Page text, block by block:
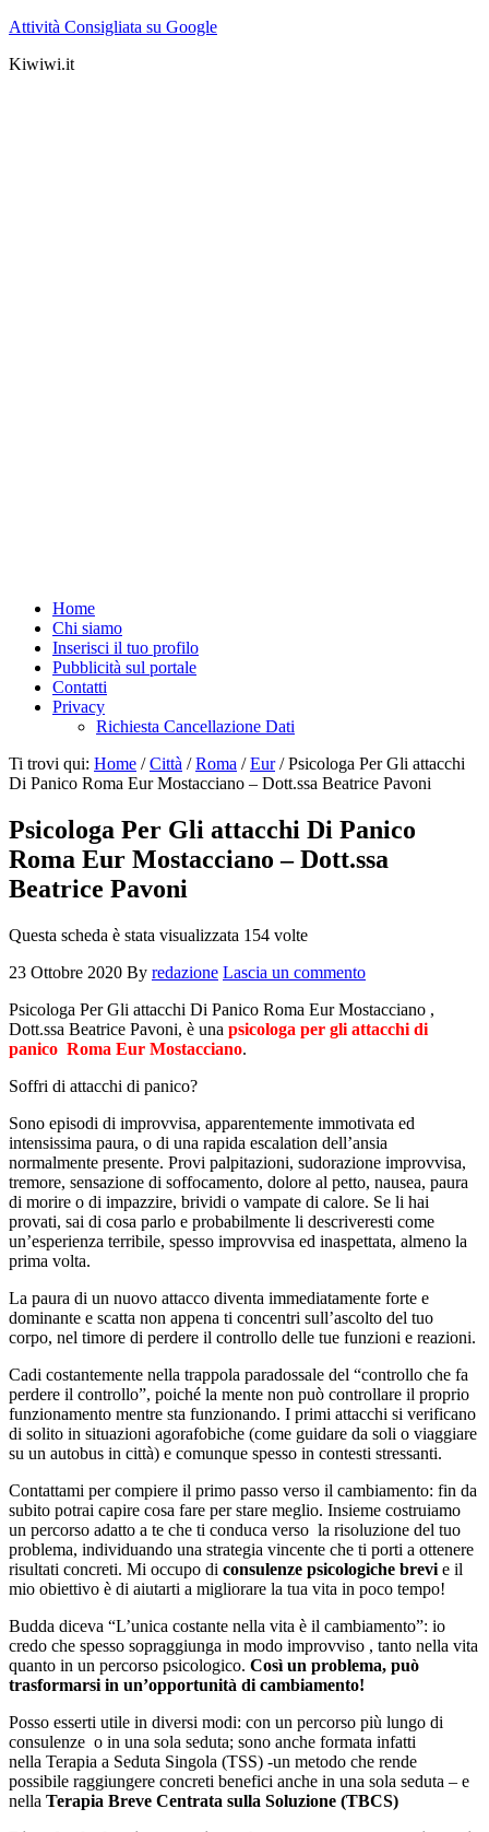
Attività Consigliata su Google
Kiwiwi.it
Home
Chi siamo
Inserisci il tuo profilo
Pubblicità sul portale
Contatti
Privacy
Richiesta Cancellazione Dati
Ti trovi qui: Home / Città / Roma / Eur /Psicologa Per Gli attacchi
Di Panico Roma Eur Mostacciano – Dott.ssa Beatrice Pavoni
Psicologa Per Gli attacchi Di Panico
Roma Eur Mostacciano – Dott.ssa
Beatrice Pavoni
Questa scheda è stata visualizzata 154 volte
23 Ottobre 2020 By redazione Lascia un commento
Psicologa Per Gli attacchi Di Panico Roma Eur Mostacciano ,
Dott.ssa Beatrice Pavoni, è una psicologa per gli attacchi di
panico Roma Eur Mostacciano.
Soffri di attacchi di panico?
Sono episodi di improvvisa, apparentemente immotivata ed
intensissima paura, o di una rapida escalation dell’ansia
normalmente presente. Provi palpitazioni, sudorazione improvvisa,
tremore, sensazione di soffocamento, dolore al petto, nausea, paura
di morire o di impazzire, brividi o vampate di calore. Se li hai
provati, sai di cosa parlo e probabilmente li descriveresti come
un’esperienza terribile, spesso improvvisa ed inaspettata, almeno la
prima volta.
La paura di un nuovo attacco diventa immediatamente forte e
dominante e scatta non appena ti concentri sull’ascolto del tuo
corpo, nel timore di perdere il controllo delle tue funzioni e reazioni.
Cadi costantemente nella trappola paradossale del “controllo che fa
perdere il controllo”, poiché la mente non può controllare il proprio
funzionamento mentre sta funzionando. I primi attacchi si verificano
di solito in situazioni agorafobiche (come guidare da soli o viaggiare
su un autobus in città) e comunque spesso in contesti stressanti.
Contattami per compiere il primo passo verso il cambiamento: fin da
subito potrai capire cosa fare per stare meglio. Insieme costruiamo
un percorso adatto a te che ti conduca verso la risoluzione del tuo
problema, individuando una strategia vincente che ti porti a ottenere
risultati concreti. Mi occupo di consulenze psicologiche brevi e il
mio obiettivo è di aiutarti a migliorare la tua vita in poco tempo!
Budda diceva “L’unica costante nella vita è il cambiamento”: io
credo che spesso sopraggiunga in modo improvviso , tanto nella vita
quanto in un percorso psicologico. Così un problema, può
trasformarsi in un’opportunità di cambiamento!
Posso esserti utile in diversi modi: con un percorso più lungo di
consulenze o in una sola seduta; sono anche formata infatti
nella Terapia a Seduta Singola (TSS) -un metodo che rende
possibile raggiungere concreti benefici anche in una sola seduta – e
nella Terapia Breve Centrata sulla Soluzione (TBCS)